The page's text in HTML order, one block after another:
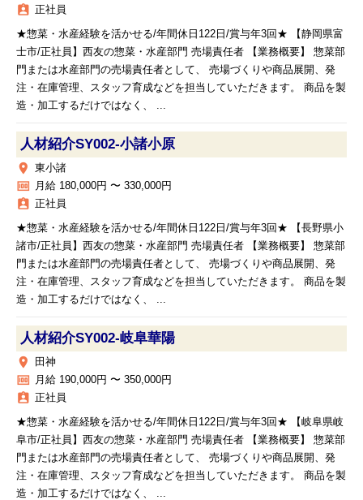
assignment_ind 正社員
★惣菜・水産経験を活かせる/年間休日122日/賞与年3回★ 【静岡県富
士市/正社員】西友の惣菜・水産部門 売場責任者 【業務概要】 惣菜部
門または水産部門の売場責任者として、 売場づくりや商品展開、発
注・在庫管理、スタッフ育成などを担当していただきます。 商品を製
造・加工するだけではなく、 ...
人材紹介SY002‐小諸小原
place 東小諸
money 月給 180,000円 〜 330,000円
assignment_ind 正社員
★惣菜・水産経験を活かせる/年間休日122日/賞与年3回★ 【長野県小
諸市/正社員】西友の惣菜・水産部門 売場責任者 【業務概要】 惣菜部
門または水産部門の売場責任者として、 売場づくりや商品展開、発
注・在庫管理、スタッフ育成などを担当していただきます。 商品を製
造・加工するだけではなく、 ...
人材紹介SY002‐岐阜華陽
place 田神
money 月給 190,000円 〜 350,000円
assignment_ind 正社員
★惣菜・水産経験を活かせる/年間休日122日/賞与年3回★ 【岐阜県岐
阜市/正社員】西友の惣菜・水産部門 売場責任者 【業務概要】 惣菜部
門または水産部門の売場責任者として、 売場づくりや商品展開、発
注・在庫管理、スタッフ育成などを担当していただきます。 商品を製
造・加工するだけではなく、 ...